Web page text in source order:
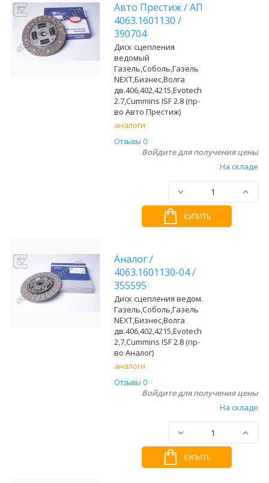
Авто Престиж/АП
4063.1601130 /
390704
Диск сцепления
ведомый
Газель,Соболь,Газель
NEXT,Бизнес,Волга
дв.406,402,4215,Evotech
2.7,Cummins ISF 2.8 (пр-
во Авто Престиж)
аналоги
Отзывы 0
Войдите для получения цены
На складе
КУПИТЬ
Аналог/
4063.1601130-04/
355595
Диск сцепления ведом.
Газель,Соболь,Газель
NEXT,Бизнес,Волга
дв.406,402,4215,Evotech
2,7,Cummins ISF 2.8 (пр-
во Аналог)
аналоги
Отзывы 0
Войдите для получения цены
На складе
КУПИТЬ